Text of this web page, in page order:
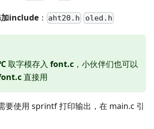
include ： aht20.h oled.h
取字模存入 font.c ，小伙伴们也可以
直接用
要使用 sprintf 打印输出，在 main.c 引